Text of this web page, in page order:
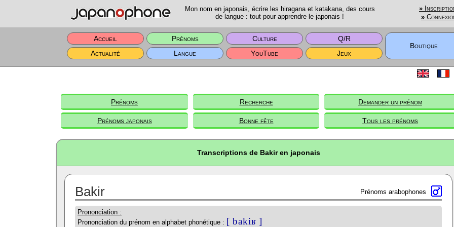
Mon nom en japonais, écrire les hiragana et katakana, des cours
de langue : tout pour apprendre le japonais !
»
»
Accueil Prénoms Culture
Q/R
Boutique
Actualité
Langue YouTube Jeux
Prénoms Recherche Demander un prénom
Prénoms japonais Bonne fête Tous les prénoms
Transcriptions de Bakir en japonais
Bakir Prénoms arabophones
Prononciation :
Prononciation du prénom en alphabet phonétique : [ bakiʁ ]